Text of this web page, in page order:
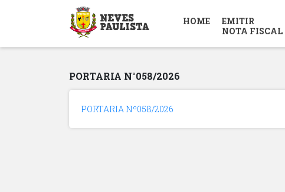
HOME
EMITIR
NOTA FISCAL
PORTARIA N°058/2026
PORTARIA Nº058/2026